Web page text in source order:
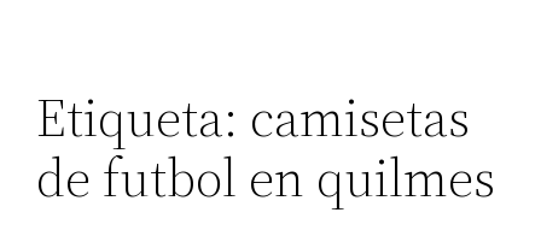
Etiqueta: camisetas
de futbol en quilmes